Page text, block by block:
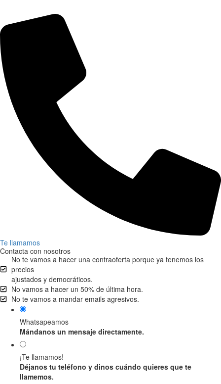
Te llamamos
Contacta con nosotros
No te vamos a hacer una contraoferta porque ya tenemos los
precios
ajustados y democráticos.
No vamos a hacer un 50% de última hora.
No te vamos a mandar emails agresivos.
Whatsapeamos
Mándanos un mensaje directamente.
¡Te llamamos!
Déjanos tu teléfono y dinos cuándo quieres que te
llamemos.